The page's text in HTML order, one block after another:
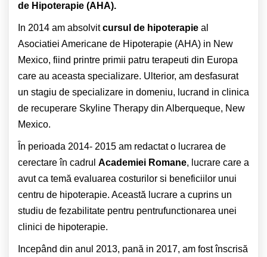
de Hipoterapie (AHA).
In 2014 am absolvitcursul de hipoterapie al
Asociatiei Americane de Hipoterapie (AHA) in New
Mexico, fiind printre primii patru terapeuti din Europa
care au aceasta specializare. Ulterior, am desfasurat
un stagiu de specializare in domeniu, lucrand in clinica
de recuperare Skyline Therapy din Alberqueque, New
Mexico.
În perioada 2014- 2015 am redactat o lucrarea de
cerectare în cadrul Academiei Romane, lucrare care a
avut ca temă evaluarea costurilor si beneficiilor unui
centru de hipoterapie. Această lucrare a cuprins un
studiu de fezabilitate pentru pentrufunctionarea unei
clinici de hipoterapie.
Incepând din anul 2013, pană in 2017, am fost înscrisă